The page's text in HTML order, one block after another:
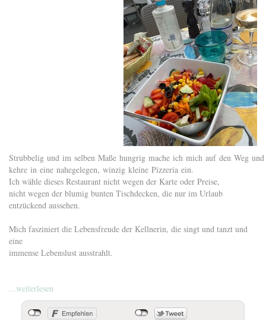
Strubbelig und im selben Maße hungrig mache ich mich auf den Weg
kehre in eine nahegelegen, winzig kleine Pizzeria ein.
Ich wähle dieses Restaurant nicht wegen der Karte oder Preise,
nicht wegen der blumig bunten Tischdecken, die nur im Urlaub
entzückend aussehen.
Mich fasziniert die Lebensfreude der Kellnerin, die singt und tanzt und
eine
immense Lebenslust ausstrahlt.
...weiterlesen